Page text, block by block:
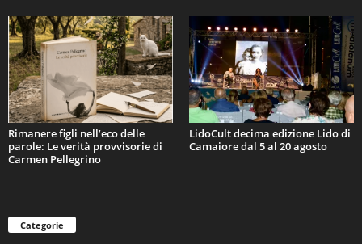
Rimanere figli nell’eco delle
parole: Le verità provvisorie di
Carmen Pellegrino
LidoCult decima edizione Lido di
Camaiore dal 5 al 20 agosto
Categorie